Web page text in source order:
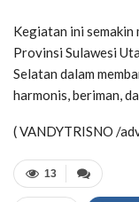
Kegiatan ini
Provinsi Sulawesi
Selatan dalam
harmonis, beriman,
( VANDYTRISNO /
13